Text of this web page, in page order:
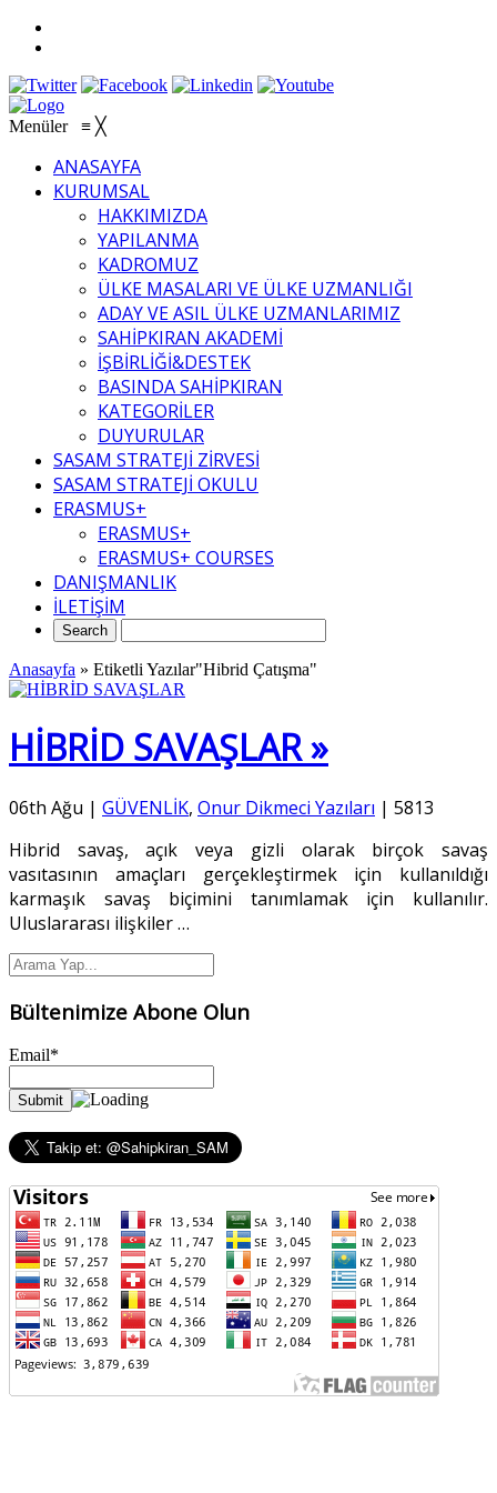
Menüler ≡ ╳
ANASAYFA
KURUMSAL
HAKKIMIZDA
YAPILANMA
KADROMUZ
ÜLKE MASALARI VE ÜLKE UZMANLIĞI
ADAY VE ASIL ÜLKE UZMANLARIMIZ
SAHİPKIRAN AKADEMİ
İŞBİRLİĞİ&DESTEK
BASINDA SAHİPKIRAN
KATEGORİLER
DUYURULAR
SASAM STRATEJİ ZİRVESİ
SASAM STRATEJİ OKULU
ERASMUS+
ERASMUS+
ERASMUS+ COURSES
DANIŞMANLIK
İLETİŞİM
Anasayfa » Etiketli Yazılar"Hibrid Çatışma"
HİBRİD SAVAŞLAR »
06th Ağu | GÜVENLİK, Onur Dikmeci Yazıları | 5813
Hibrid savaş, açık veya gizli olarak birçok savaş
vasıtasının amaçları gerçekleştirmek için kullanıldığı
karmaşık savaş biçimini tanımlamak için kullanılır.
Uluslararası ilişkiler…
Bültenimize Abone Olun
Email*